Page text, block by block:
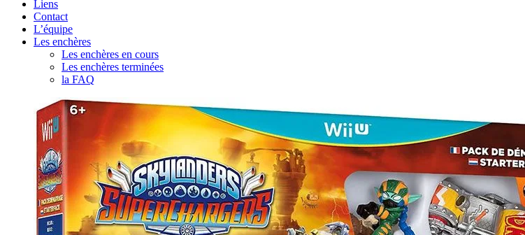
Liens
Contact
L’équipe
Les enchères
Les enchères en cours
Les enchères terminées
la FAQ